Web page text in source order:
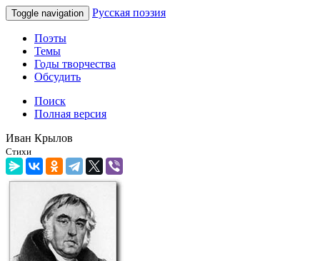
Toggle navigation Русская поэзия
Поэты
Темы
Годы творчества
Обсудить
Поиск
Полная версия
Иван Крылов
Стихи